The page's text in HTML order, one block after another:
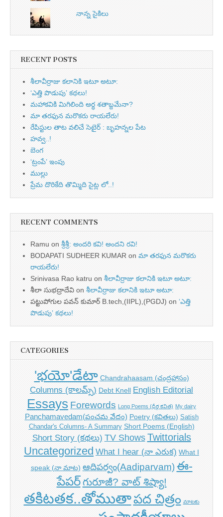
నాన్న సైకిలు
RECENT POSTS
శీలావీర్రాజు కలానికి ఇటూ అటూ:
‘ఎత్తి పొడుపు’ కథలు!
మహాకవికి మిగిలింది అర్ధ శతాబ్దమేనా?
మా తరఫున మరొకరు రాయలేరు!
రేపిస్టుల తాట వలిచే సెటైర్ : బృహన్నల పేట
హవ్వ..!
బెంగ
‘ట్రంపే’ ఇంపు
ముల్లు
ప్రేమ దొరికేది తొమ్మిది సైట్ల లో..!
RECENT COMMENTS
Ramu on శ్రీశ్రీ: అందరి కవి! అందని రవి!
BODAPATI SUDHEER KUMAR on మా తరఫున మరొకరు
రాయలేరు!
Srinivasa Rao katru on శీలావీర్రాజు కలానికి ఇటూ అటూ:
శీలా సుభద్రాదేవి on శీలావీర్రాజు కలానికి ఇటూ అటూ:
పట్టుపోగుల పవన్ కుమార్ B.tech,(IIPL),(PGDJ) on ‘ఎత్తి
పొడుపు’ కథలు!
CATEGORIES
'భయో'డేటా Chandrahaasam (చంద్రహాసం)
Columns (కాలమ్స్) Debt Knell English Editorial
Essays Forewords Long Poems (ధీర్గ కవిత) My dairy
Panchamavedam(పంచమ వేదం) Poetry (కవితలు) Satish
Chandar's Columns- A Summary Short Poems (English)
Short Story (కథలు) TV Shows Twittorials
Uncategorized What I hear (నా ఎరుక) What I
speak (నా మాట) ఆదిపర్వం(Aadiparvam) ఈ-
పేపర్గురూజీ? వాట్ శిష్యా!
తకిటతక..తోముతాపద చిత్రం మాటకు